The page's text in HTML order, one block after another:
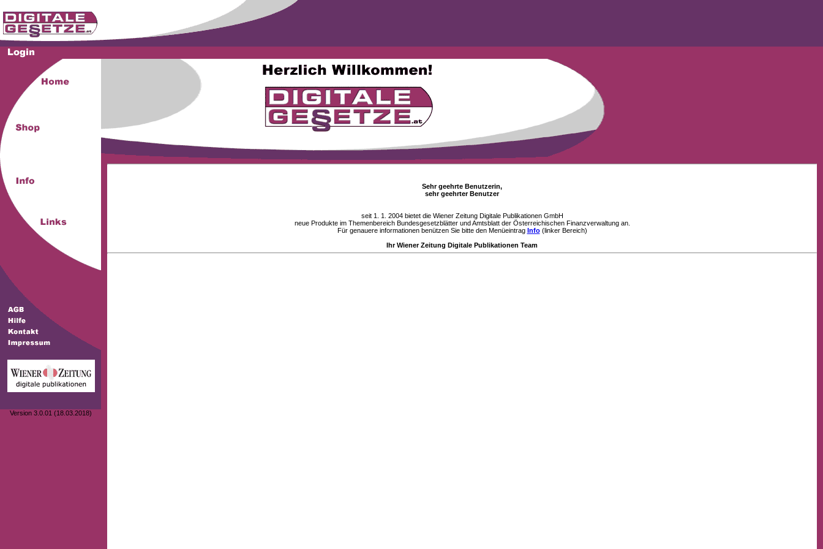
Version 3.0.01 (18.03.2018)
Sehr geehrte Benutzerin,
sehr geehrter Benutzer
seit 1. 1. 2004 bietet die Wiener Zeitung Digitale Publikationen GmbH
neue Produkte im Themenbereich Bundesgesetzblätter und Amtsblatt der Österreichischen Finanzverwaltung an.
Für genauere informationen benützen Sie bitte den Menüeintrag Info(linker Bereich)
Ihr Wiener Zeitung Digitale Publikationen Team